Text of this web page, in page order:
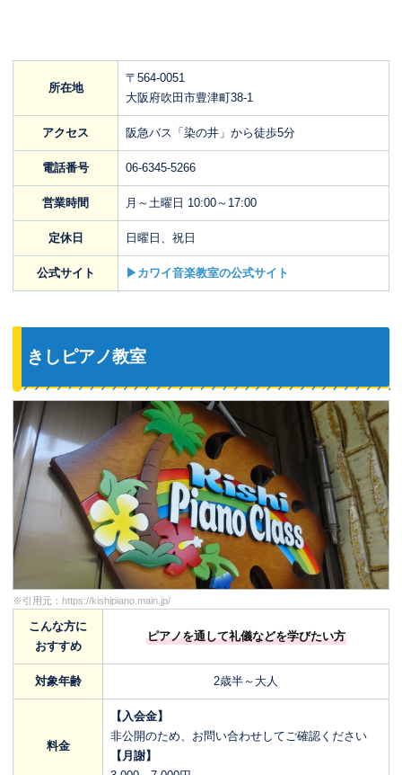
所在地
〒564-0051
大阪府吹田市豊津町38-1
アクセス 阪急バス「染の井」から徒歩5分
電話番号 06-6345-5266
営業時間 月～土曜日 10:00～17:00
定休日 日曜日、祝日
公式サイト ▶カワイ音楽教室の公式サイト
きしピアノ教室
※引用元： https://kishipiano.main.jp/
こんな方に
おすすめ
ピアノを通して礼儀などを学びたい方
対象年齢 2歳半～大人
料金
【入会金】
非公開のため、お問い合わせしてご確認ください
【月謝】